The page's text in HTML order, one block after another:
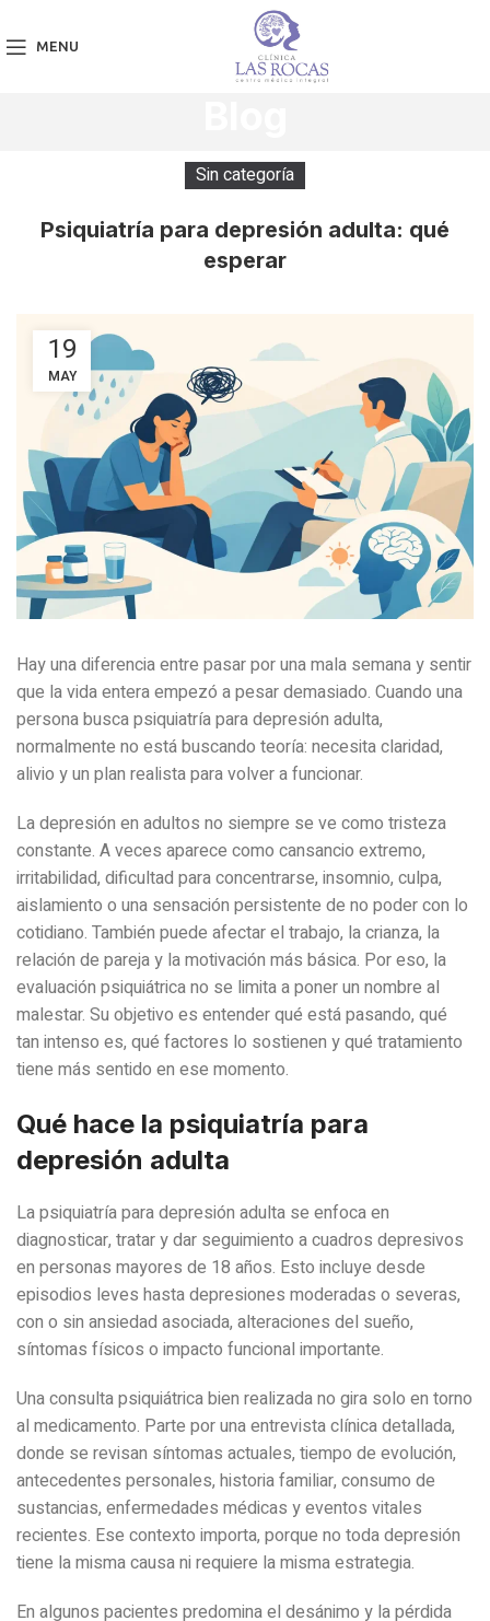
MENU
Sin categoría
Psiquiatría para depresión adulta: qué
esperar
19
MAY
Hay una diferencia entre pasar por una mala semana y sentir
que la vida entera empezó a pesar demasiado. Cuando una
persona busca psiquiatría para depresión adulta,
normalmente no está buscando teoría: necesita claridad,
alivio y un plan realista para volver a funcionar.
La depresión en adultos no siempre se ve como tristeza
constante. A veces aparece como cansancio extremo,
irritabilidad, dificultad para concentrarse, insomnio, culpa,
aislamiento o una sensación persistente de no poder con lo
cotidiano. También puede afectar el trabajo, la crianza, la
relación de pareja y la motivación más básica. Por eso, la
evaluación psiquiátrica no se limita a poner un nombre al
malestar. Su objetivo es entender qué está pasando, qué
tan intenso es, qué factores lo sostienen y qué tratamiento
tiene más sentido en ese momento.
Qué hace la psiquiatría para
depresión adulta
La psiquiatría para depresión adulta se enfoca en
diagnosticar, tratar y dar seguimiento a cuadros depresivos
en personas mayores de 18 años. Esto incluye desde
episodios leves hasta depresiones moderadas o severas,
con o sin ansiedad asociada, alteraciones del sueño,
síntomas físicos o impacto funcional importante.
Una consulta psiquiátrica bien realizada no gira solo en torno
al medicamento. Parte por una entrevista clínica detallada,
donde se revisan síntomas actuales, tiempo de evolución,
antecedentes personales, historia familiar, consumo de
sustancias, enfermedades médicas y eventos vitales
recientes. Ese contexto importa, porque no toda depresión
tiene la misma causa ni requiere la misma estrategia.
En algunos pacientes predomina el desánimo y la pérdida